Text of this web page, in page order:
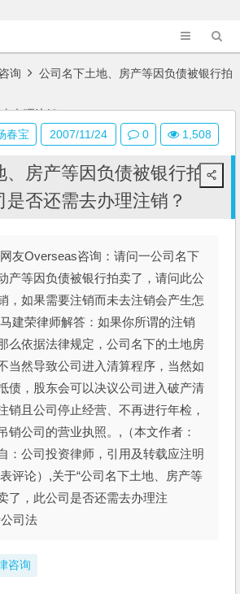
询 公司名下土地、房产等因负债被银行拍
办理注销？
房产等因负债被银行拍
否还需去办理注销？
友Overseas咨询：请问一公司名下
产等因负债被银行拍卖了，请问此公
，如果需要注销而未去注销会产生怎
建荣律师解答：如果你所谓的注销
么依据法律规定，公司名下的土地房
当然导致公司进入清算程序，当然如
债，股东会可以决议公司进入破产清
销且公司停止经营、不再进行年检，
销公司的营业执照。,（本文作者：
：公司投资律师，引用及转载应注明
评论）,关于“公司名下土地、房产等
了，此公司是否还需去办理注
司法
咨询
春宝 2007/11/24 0 1,508